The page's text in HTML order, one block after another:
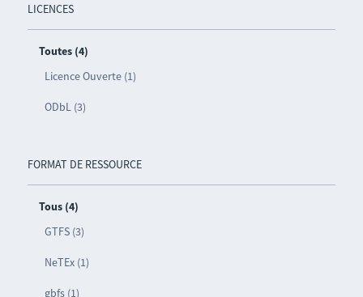
LICENCES
Toutes (4)
Licence Ouverte (1)
ODbL (3)
FORMAT DE RESSOURCE
Tous (4)
GTFS (3)
NeTEx (1)
gbfs (1)